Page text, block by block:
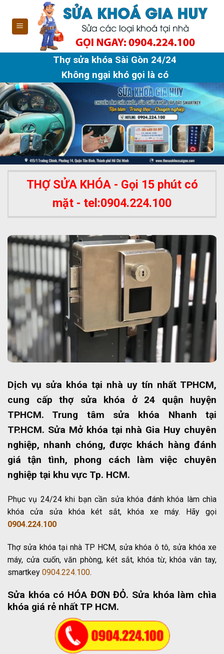
content
Thợ sửa khóa Sài Gòn 24/24
Không ngại khó gọi là có
Dịch vụ sửa khóa tại nhà uy tín nhất TPHCM,
cung cấp thợ sửa khóa ở 24 quận huyện
TPHCM. Trung tâm sửa khóa Nhanh tại
TP.HCM. Sửa Mở khóa tại nhà Gia Huy chuyên
nghiệp, nhanh chóng, được khách hàng đánh
giá tận tình, phong cách làm việc chuyên
nghiệp tại khu vực Tp. HCM.
Phục vụ 24/24 khi bạn cần sửa khóa đánh khóa làm chìa
khóa cửa sửa khóa két sắt, khóa xe máy. Hãy gọi
0904.224.100
Thợ sửa khóa tại nhà TP HCM, sửa khóa ô tô, sửa khóa xe
máy, cửa cuốn, văn phòng, két sắt, khóa từ, khóa vân tay,
smartkey 0904.224.100.
Sửa khóa có HÓA ĐƠN ĐỎ. Sửa khóa làm chìa
khóa giá rẻ nhất TP HCM.
THỢ SỬA KHÓA - Gọi 15 phút có
mặt - tel:0904.224.100